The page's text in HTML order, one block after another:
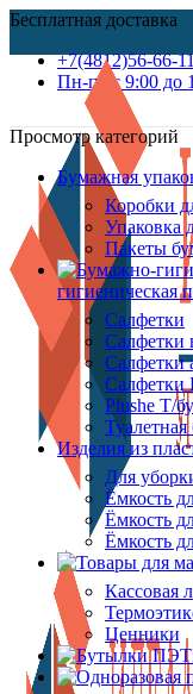
Бесплатная доставка
+7(4812)56-66-
Пн-пт c 9:00 до
Просмотр категорий
Бумажная
Коробки
Упаковка
Пакеты
гигиеническая
Салфетки
Салфетки
Салфетки
Салфетки
Plushe Т/
Изделия из
Для
Ёмкость
Ёмкость
Ёмкость
Кассовая
Ценники